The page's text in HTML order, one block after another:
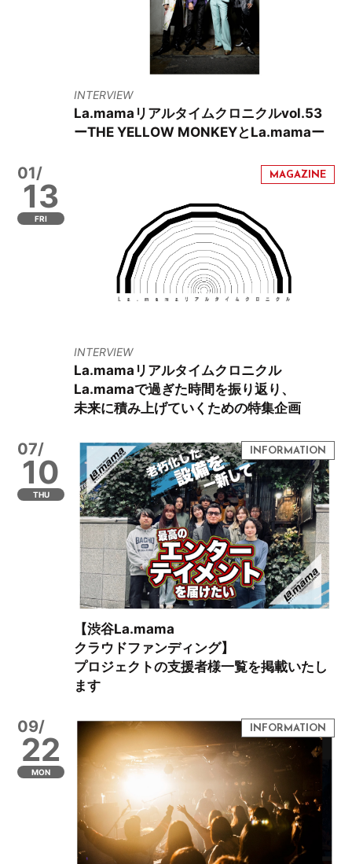
INTERVIEW
La.mamaリアルタイムクロニクルvol.53
ーTHE YELLOW MONKEYとLa.mamaー
01/
13
FRI
INTERVIEW
La.mamaリアルタイムクロニクル
La.mamaで過ぎた時間を振り返り、
未来に積み上げていくための特集企画
07/
10
THU
【渋谷La.mama
クラウドファンディング】
プロジェクトの支援者様一覧を掲載いたし
ます
09/
22
MON